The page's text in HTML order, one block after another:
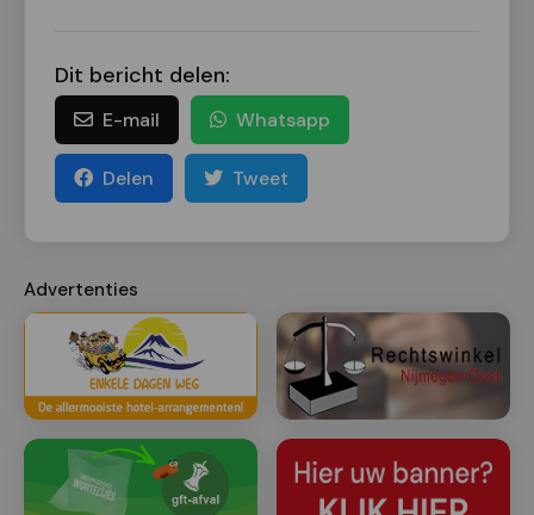
Dit bericht delen:
E-mail Whatsapp
Delen Tweet
Advertenties